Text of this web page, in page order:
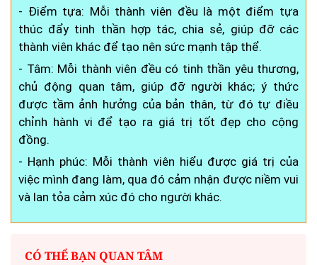
- Điểm tựa: Mỗi thành viên đều là một điểm tựa
thúc đẩy tinh thần hợp tác, chia sẻ, giúp đỡ các
thành viên khác để tạo nên sức mạnh tập thể.
- Tâm: Mỗi thành viên đều có tinh thần yêu thương,
chủ động quan tâm, giúp đỡ người khác; ý thức
được tầm ảnh hưởng của bản thân, từ đó tự điều
chỉnh hành vi để tạo ra giá trị tốt đẹp cho cộng
đồng.
- Hạnh phúc: Mỗi thành viên hiểu được giá trị của
việc mình đang làm, qua đó cảm nhận được niềm vui
và lan tỏa cảm xúc đó cho người khác.
CÓ THỂ BẠN QUAN TÂM